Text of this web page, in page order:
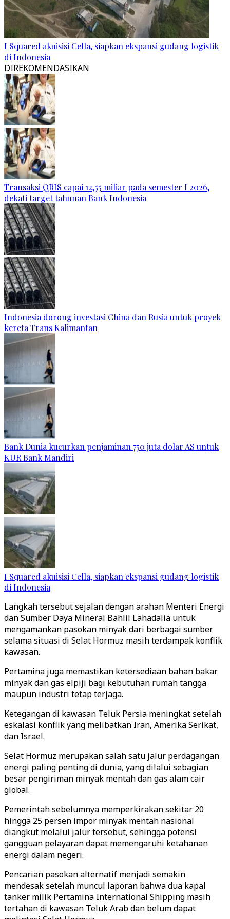
I Squared akuisisi Cella, siapkan ekspansi gudang logistik
di Indonesia
DIREKOMENDASIKAN
Transaksi QRIS capai 12,55 miliar pada semester I 2026,
dekati target tahunan Bank Indonesia
Indonesia dorong investasi China dan Rusia untuk proyek
kereta Trans Kalimantan
Bank Dunia kucurkan penjaminan 750 juta dolar AS untuk
KUR Bank Mandiri
I Squared akuisisi Cella, siapkan ekspansi gudang logistik
di Indonesia
Langkah tersebut sejalan dengan arahan Menteri Energi
dan Sumber Daya Mineral Bahlil Lahadalia untuk
mengamankan pasokan minyak dari berbagai sumber
selama situasi di Selat Hormuz masih terdampak konflik
kawasan.
Pertamina juga memastikan ketersediaan bahan bakar
minyak dan gas elpiji bagi kebutuhan rumah tangga
maupun industri tetap terjaga.
Ketegangan di kawasan Teluk Persia meningkat setelah
eskalasi konflik yang melibatkan Iran, Amerika Serikat,
dan Israel.
Selat Hormuz merupakan salah satu jalur perdagangan
energi paling penting di dunia, yang dilalui sebagian
besar pengiriman minyak mentah dan gas alam cair
global.
Pemerintah sebelumnya memperkirakan sekitar 20
hingga 25 persen impor minyak mentah nasional
diangkut melalui jalur tersebut, sehingga potensi
gangguan pelayaran dapat memengaruhi ketahanan
energi dalam negeri.
Pencarian pasokan alternatif menjadi semakin
mendesak setelah muncul laporan bahwa dua kapal
tanker milik Pertamina International Shipping masih
tertahan di kawasan Teluk Arab dan belum dapat